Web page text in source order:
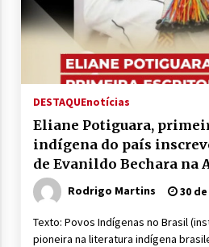
DESTAQUEnotícias
Eliane Potiguara,
indígena do país
de Evanildo Bechara na
Rodrigo Martins 30 de
Texto: Povos Indígenas no Brasil
pioneira na literatura indígena